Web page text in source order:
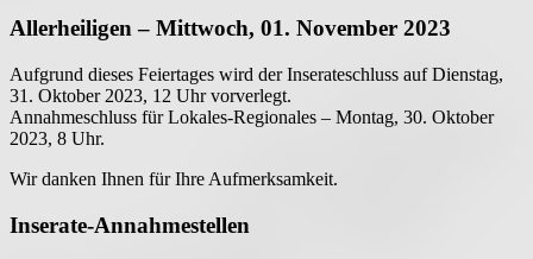
Allerheiligen – Mittwoch, 01. November 2023
Aufgrund dieses Feiertages wird der Inserateschluss auf Dienstag,
31. Oktober 2023, 12 Uhr vorverlegt.
Annahmeschluss für Lokales-Regionales – Montag, 30. Oktober
2023, 8 Uhr.
Wir danken Ihnen für Ihre Aufmerksamkeit.
Inserate-Annahmestellen